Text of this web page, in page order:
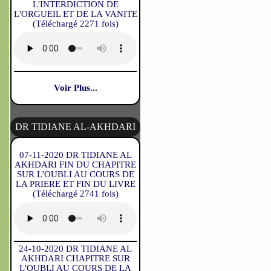
L'INTERDICTION DE
L'ORGUEIL ET DE LA VANITE
(Téléchargé 2271 fois)
Voir Plus...
DR TIDIANE AL-AKHDARI
07-11-2020 DR TIDIANE AL
AKHDARI FIN DU CHAPITRE
SUR L'OUBLI AU COURS DE
LA PRIERE ET FIN DU LIVRE
(Téléchargé 2741 fois)
24-10-2020 DR TIDIANE AL
AKHDARI CHAPITRE SUR
L'OUBLI AU COURS DE LA